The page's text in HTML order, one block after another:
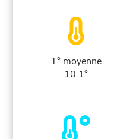
T° moyenne
10.1°